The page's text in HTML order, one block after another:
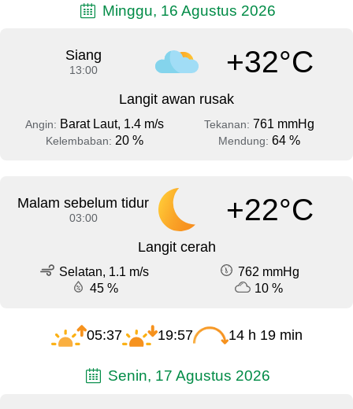
Minggu, 16 Agustus 2026
Siang
13:00 +32°C
Langit awan rusak
Angin: Barat Laut, 1.4 m/s Tekanan: 761 mmHg
Kelembaban: 20 % Mendung: 64 %
Malam sebelum tidur
03:00 +22°C
Langit cerah
Selatan, 1.1 m/s
762 mmHg
45 %
10 %
05:37 19:57 14 h 19 min
Senin, 17 Agustus 2026